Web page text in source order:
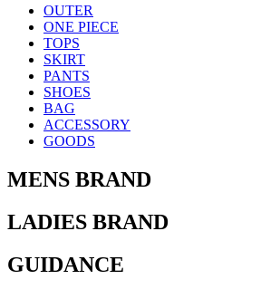
OUTER
ONE PIECE
TOPS
SKIRT
PANTS
SHOES
BAG
ACCESSORY
GOODS
MENS BRAND
LADIES BRAND
GUIDANCE